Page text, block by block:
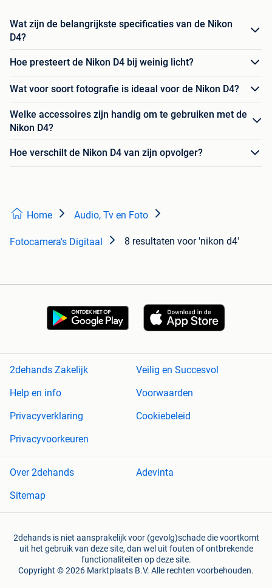
Wat zijn de belangrijkste specificaties van de Nikon
D4?
Hoe presteert de Nikon D4 bij weinig licht?
Wat voor soort fotografie is ideaal voor de Nikon D4?
Welke accessoires zijn handig om te gebruiken met de
Nikon D4?
Hoe verschilt de Nikon D4 van zijn opvolger?
Home Audio, Tv en Foto
Fotocamera's Digitaal 8 resultaten voor 'nikon d4'
2dehands Zakelijk
Veilig en Succesvol
Help en info
Voorwaarden
Privacyverklaring
Cookiebeleid
Privacyvoorkeuren
Over 2dehands
Adevinta
Sitemap
2dehands is niet aansprakelijk voor (gevolg)schade die voortkomt
uit het gebruik van deze site, dan wel uit fouten of ontbrekende
functionaliteiten op deze site.
Copyright © 2026 Marktplaats B.V. Alle rechten voorbehouden.